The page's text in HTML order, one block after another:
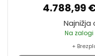
4.788,99
Najnižja
Na
+